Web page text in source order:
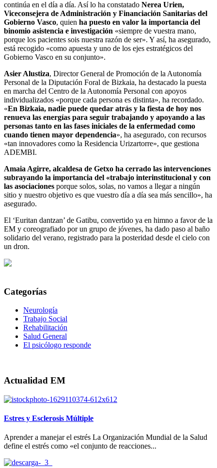
continúa en el día a día. Así lo ha constatado Nerea Urien,
Viceconsejera de Administración y Financiación Sanitarias del
Gobierno Vasco, quien ha puesto en valor la importancia del
binomio asistencia e investigación «siempre de vuestra mano,
porque los pacientes sois nuestra razón de ser». Y así, ha asegurado,
está recogido «como apuesta y uno de los ejes estratégicos del
Gobierno Vasco en su conjunto».
Asier Alustiza, Director General de Promoción de la Autonomía
Personal de la Diputación Foral de Bizkaia, ha destacado la puesta
en marcha del Centro de la Autonomía Personal con apoyos
individualizados «porque cada persona es distinta», ha recordado.
«En Bizkaia, nadie puede quedar atrás y la fiesta de hoy nos
renueva las energías para seguir trabajando y apoyando a las
personas tanto en las fases iniciales de la enfermedad como
cuando tienen mayor dependencia», ha asegurado, con recursos
«tan innovadores como la Residencia Urizartorre», que gestiona
ADEMBI.
Amaia Agirre, alcaldesa de Getxo ha cerrado las intervenciones
subrayando la importancia del «trabajo interinstitucional y con
las asociaciones porque solos, solas, no vamos a llegar a ningún
sitio y nuestro objetivo es que vuestro día a día sea más sencillo», ha
asegurado.
El ‘Euritan dantzan’ de Gatibu, convertido ya en himno a favor de la
EM y coreografiado por un grupo de jóvenes, ha dado paso al baño
solidario del verano, registrado para la posteridad desde el cielo con
un dron.
Categorías
Neurología
Trabajo Social
Rehabilitación
Salud General
El psicólogo responde
Actualidad EM
Estres y Esclerosis Múltiple
Aprender a manejar el estrés La Organización Mundial de la Salud
define el estrés como «el conjunto de reacciones...